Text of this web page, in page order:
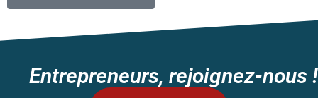
Entrepreneurs, rejoignez-nous !